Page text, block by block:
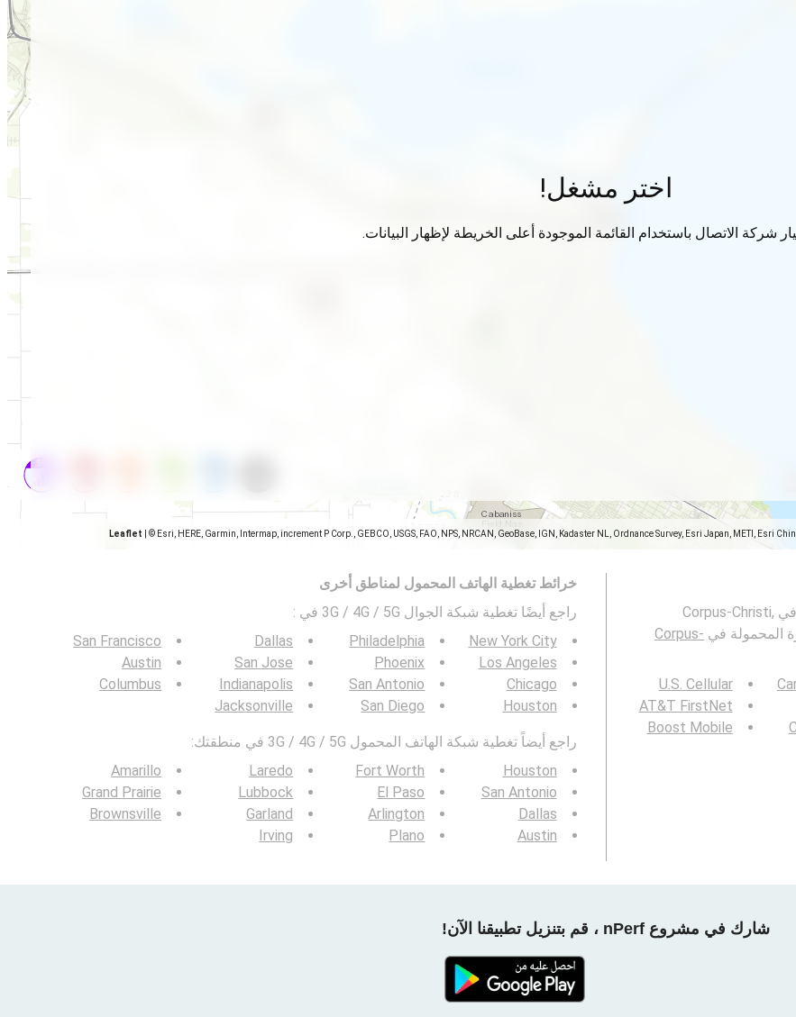
Leaflet © Esri, HERE, Garmin, Intermap, increment P Corp., GEBCO, USGS, FAO, NPS, NRCAN, GeoBase, IGN, Kadaster NL, Ordnance Survey, Esri Japan, METI, Esri
اختر مشغل!
شركة الاتصال باستخدام القائمة الموجودة أعلى الخريطة لإظهار البيانات.
تمثل هذه الخريطة تغطية شبكات الجوال 2G و 3G و 4G و 5G في Corpus-Christi,
Corpus-
U.S. Cellular
AT&T FirstNet
Boost Mobile
خرائط تغطية الهاتف المحمول لمناطق أخرى
راجع أيضًا تغطية شبكة الجوال 3G / 4G / 5G في
:
New York City
Los Angeles
Chicago
Houston
Philadelphia
Phoenix
San Antonio
San Diego
Dallas
San Jose
Indianapolis
Jacksonville
San Francisco
Austin
Columbus
راجع أيضاً تغطية شبكة الهاتف المحمول 3G / 4G / 5G في منطقتك:
Houston
San Antonio
Dallas
Austin
Fort Worth
El Paso
Arlington
Plano
Laredo
Lubbock
Garland
Irving
Amarillo
Grand Prairie
Brownsville
شارك في مشروع nPerf ، قم بتنزيل تطبيقنا الآن!